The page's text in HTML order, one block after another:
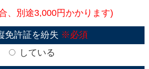
、別途3,000円かかります)
免許証を紛失 ※必須
している